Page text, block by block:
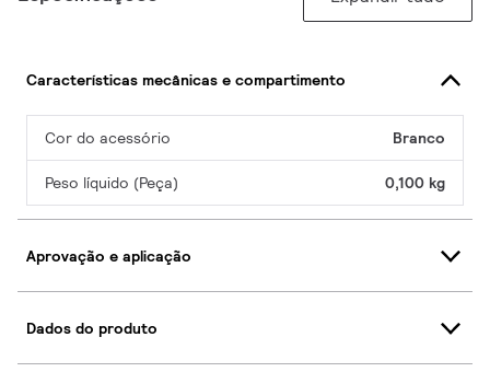
Características mecânicas e compartimento
Cor do acessório Branco
Peso líquido (Peça) 0,100 kg
Aprovação e aplicação
Dados do produto